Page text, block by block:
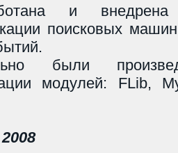
и
поисковых
были
модулей: FLib,